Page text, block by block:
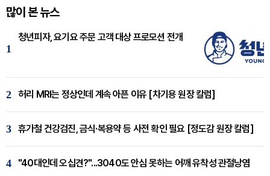
많이 본 뉴스
1
청년피자, 요기요 주문 고객 대상 프로모션 전개
2 허리 MRI는 정상인데 계속 아픈 이유 [차기용 원장 칼럼]
3 휴가철 건강검진, 금식·복용약 등 사전 확인 필요 [정도감 원장 칼럼]
4 "40대인데 오십견?"...3040도 안심 못하는 어깨 유착성 관절낭염